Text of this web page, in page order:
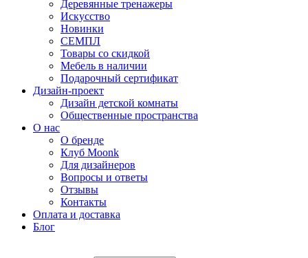
Деревянные тренажеры
Искусство
Новинки
СЕМПЛ
Товары со скидкой
Мебель в наличии
Подарочный сертификат
Дизайн-проект
Дизайн детской комнаты
Общественные пространства
О нас
О бренде
Клуб Moonk
Для дизайнеров
Вопросы и ответы
Отзывы
Контакты
Оплата и доставка
Блог